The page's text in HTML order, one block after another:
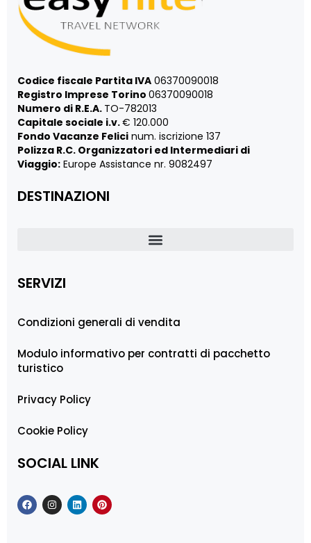
Codice fiscale Partita IVA 06370090018
Registro Imprese Torino 06370090018
Numero di R.E.A. TO-782013
Capitale sociale i.v.€ 120.000
Fondo Vacanze Felici num. iscrizione 137
Polizza R.C. Organizzatori ed Intermediari di
Viaggio: Europe Assistance nr. 9082497
DESTINAZIONI
SERVIZI
Condizioni generali di vendita
Modulo informativo per contratti di pacchetto
turistico
Privacy Policy
Cookie Policy
SOCIAL LINK